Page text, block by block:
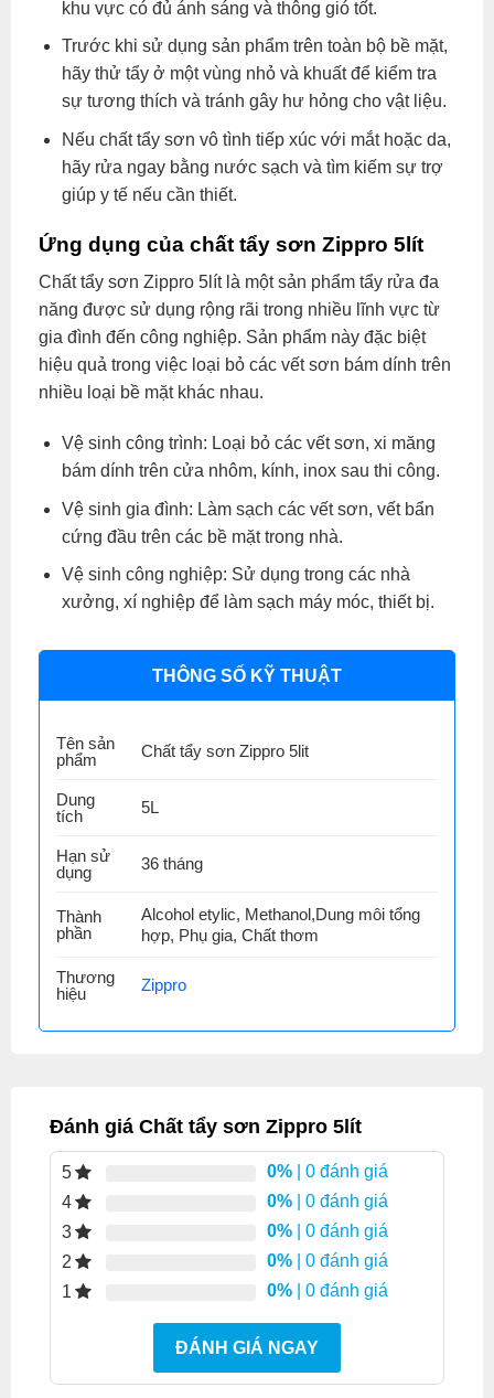
khu vực có đủ ánh sáng và thông gió tốt.
Trước khi sử dụng sản phẩm trên toàn bộ bề mặt,
hãy thử tẩy ở một vùng nhỏ và khuất để kiểm tra
sự tương thích và tránh gây hư hỏng cho vật liệu.
Nếu chất tẩy sơn vô tình tiếp xúc với mắt hoặc da,
hãy rửa ngay bằng nước sạch và tìm kiếm sự trợ
giúp y tế nếu cần thiết.
Ứng dụng của chất tẩy sơn Zippro 5lít
Chất tẩy sơn Zippro 5lít là một sản phẩm tẩy rửa đa
năng được sử dụng rộng rãi trong nhiều lĩnh vực từ
gia đình đến công nghiệp. Sản phẩm này đặc biệt
hiệu quả trong việc loại bỏ các vết sơn bám dính trên
nhiều loại bề mặt khác nhau.
Vệ sinh công trình: Loại bỏ các vết sơn, xi măng
bám dính trên cửa nhôm, kính, inox sau thi công.
Vệ sinh gia đình: Làm sạch các vết sơn, vết bẩn
cứng đầu trên các bề mặt trong nhà.
Vệ sinh công nghiệp: Sử dụng trong các nhà
xưởng, xí nghiệp để làm sạch máy móc, thiết bị.
THÔNG SỐ KỸ THUẬT
Tên sản
phẩm
Chất tẩy sơn Zippro 5lit
Dung
tích
5L
Hạn sử
dụng
36 tháng
Thành
phần
Alcohol etylic, Methanol,Dung môi tổng
hợp, Phụ gia, Chất thơm
Thương
hiệu
Zippro
Đánh giá Chất tẩy sơn Zippro 5lít
5 0% | 0 đánh giá
4
0% | 0 đánh giá
3
0% | 0 đánh giá
2
0% | 0 đánh giá
1
0% | 0 đánh giá
ĐÁNH GIÁ NGAY